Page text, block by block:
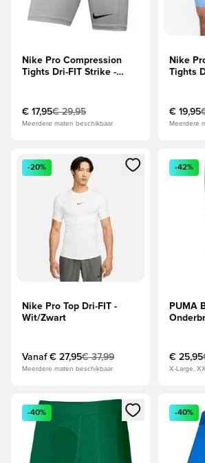
Nike Pro Compression
Tights Dri-FIT Strike -
€ 17,95€ 29,95
Meerdere maten beschikbaar
Nike
Tights
€ 19,95
Meerdere
Opent een venster om in te loggen of
-20%
Nike Pro Top Dri-FIT -
Wit/Zwart
Vanaf € 27,95€ 37,99
Meerdere maten beschikbaar
Opent
-42%
PUMA
€ 25,95
X-Large,
Opent een venster om in te loggen of
-40%
Opent
-40%